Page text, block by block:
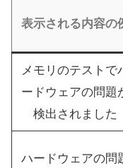
表示される内容の
メモリのテストで
ードウェアの問題
検出されました
ハードウェアの問